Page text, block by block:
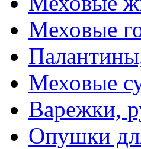
Меховые
Меховые
Варежки,
Опушки